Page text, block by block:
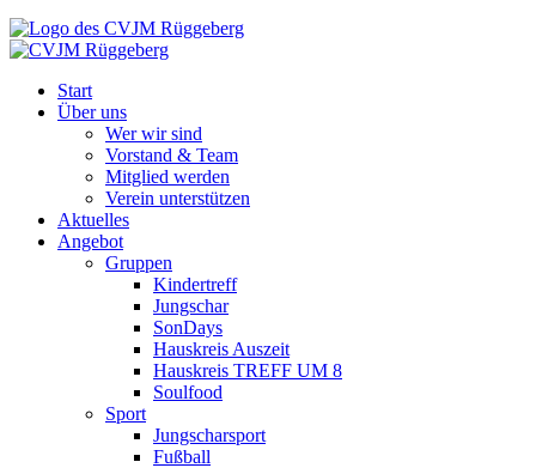
Start
Über uns
Wer wir sind
Vorstand & Team
Mitglied werden
Verein unterstützen
Aktuelles
Angebot
Gruppen
Kindertreff
Jungschar
SonDays
Hauskreis Auszeit
Hauskreis TREFF UM 8
Soulfood
Sport
Jungscharsport
Fußball